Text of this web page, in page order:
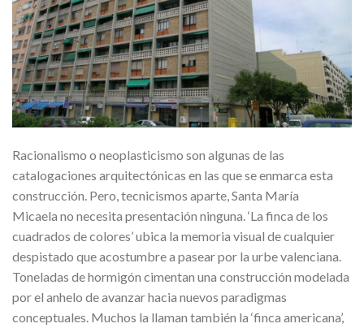
Racionalismo o neoplasticismo son algunas de las
catalogaciones arquitectónicas en las que se enmarca esta
construcción. Pero, tecnicismos aparte, Santa María
Micaela no necesita presentación ninguna. ‘La finca de los
cuadrados de colores’ ubica la memoria visual de cualquier
despistado que acostumbre a pasear por la urbe valenciana.
Toneladas de hormigón cimentan una construcción modelada
por el anhelo de avanzar hacia nuevos paradigmas
conceptuales. Muchos la llaman también la ‘finca americana’,